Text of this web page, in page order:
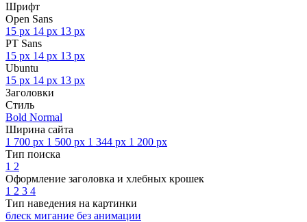
Шрифт
Open Sans
15 px 14 px 13 px
PT Sans
15 px 14 px 13 px
Ubuntu
15 px 14 px 13 px
Заголовки
Стиль
Bold Normal
Ширина сайта
1 700 px 1 500 px 1 344 px 1 200 px
Тип поиска
1 2
Оформление заголовка и хлебных крошек
1 2 3 4
Тип наведения на картинки
блеск мигание без анимации